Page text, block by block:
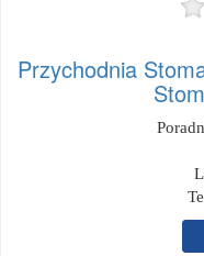
Przychodnia